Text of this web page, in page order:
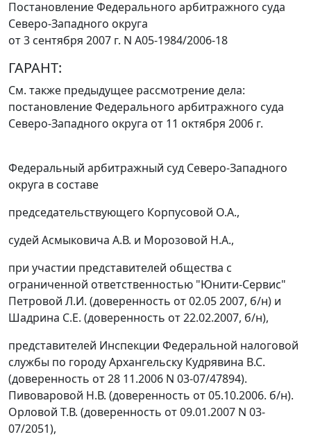
Постановление Федерального арбитражного суда
Северо-Западного округа
от 3 сентября 2007 г. N А05-1984/2006-18
ГАРАНТ:
См. также предыдущее рассмотрение дела:
постановление Федерального арбитражного суда
Северо-Западного округа от 11 октября 2006 г.
Федеральный арбитражный суд Северо-Западного
округа в составе
председательствующего Корпусовой О.А.,
судей Асмыковича А.В. и Морозовой Н.А.,
при участии представителей общества с
ограниченной ответственностью "Юнити-Сервис"
Петровой Л.И. (доверенность от 02.05 2007, б/н) и
Шадрина С.Е. (доверенность от 22.02.2007, б/н),
представителей Инспекции Федеральной налоговой
службы по городу Архангельску Кудрявина B.C.
(доверенность от 28 11.2006 N 03-07/47894).
Пивоваровой Н.В. (доверенность от 05.10.2006. б/н).
Орловой Т.В. (доверенность от 09.01.2007 N 03-
07/2051),